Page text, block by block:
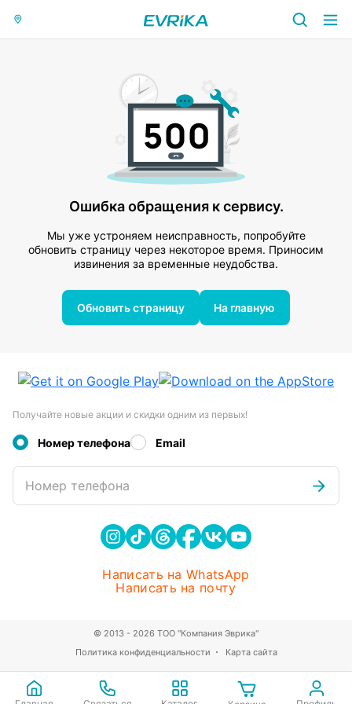
Ошибка обращения к сервису.
Мы уже устроняем неисправность, попробуйте
обновить страницу через некоторое время. Приносим
извинения за временные неудобства.
Обновить страницу На главную
Получайте новые акции и скидки одним из первых!
Номер телефона Email
Номер телефона
Написать на WhatsApp
Написать на почту
Политика конфиденциальности Карта сайта
© 2013 - 2026 ТОО "Компания Эврика"